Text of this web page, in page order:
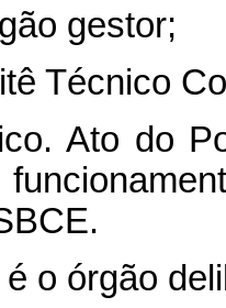
gestor;
Técnico
Ato do
o órgão